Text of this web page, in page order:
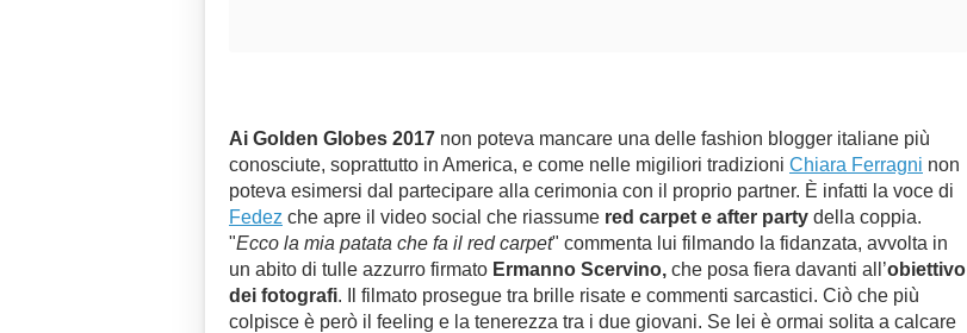
Ai Golden Globes 2017 non poteva mancare una delle fashion blogger italiane più
conosciute, soprattutto in America, e come nelle migiliori tradizioni Chiara Ferragni non
poteva esimersi dal partecipare alla cerimonia con il proprio partner. È infatti la voce di
Fedez che apre il video social che riassume red carpet e after party della coppia.
"Ecco la mia patata che fa il red carpet" commenta lui filmando la fidanzata, avvolta in
un abito di tulle azzurro firmato Ermanno Scervino, che posa fiera davanti all’obiettivo
dei fotografi. Il filmato prosegue tra brille risate e commenti sarcastici. Ciò che più
colpisce è però il feeling e la tenerezza tra i due giovani. Se lei è ormai solita a calcare